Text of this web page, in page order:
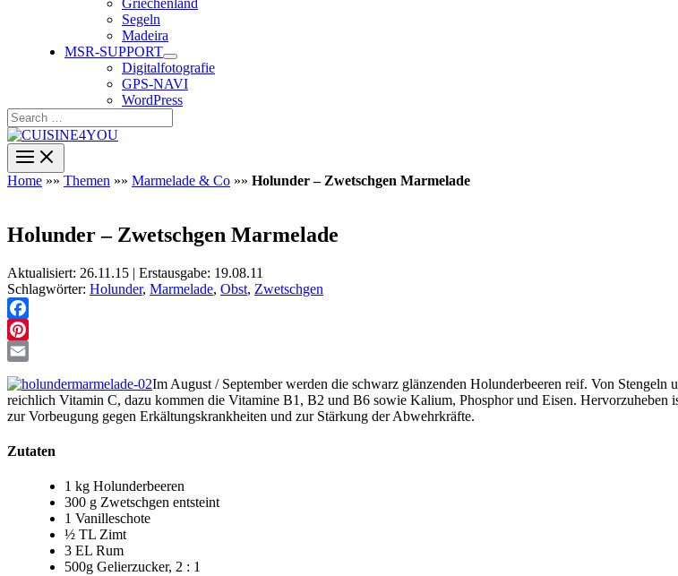
Griechenland
Segeln
Madeira
MSR-SUPPORT
Digitalfotografie
GPS-NAVI
WordPress
Search
…
Home »» Themen »» Marmelade & Co »» Holunder – Zwetschgen Marmelade
Holunder – Zwetschgen Marmelade
Aktualisiert: 26.11.15 | Erstausgabe: 19.08.11
Schlagwörter: Holunder, Marmelade, Obst, Zwetschgen
Facebook
Pinterest
Im August / September werden die schwarz glänzenden Holunderbeeren reif. Von
reichlich Vitamin C, dazu kommen die Vitamine B1, B2 und B6 sowie Kalium, Phosphor und Eisen. Hervorzuheben
zur Vorbeugung gegen Erkältungskrankheiten und zur Stärkung der Abwehrkräfte.
Zutaten
1 kg Holunderbeeren
300 g Zwetschgen entsteint
1 Vanilleschote
½ TL Zimt
3 EL Rum
500g Gelierzucker, 2 : 1